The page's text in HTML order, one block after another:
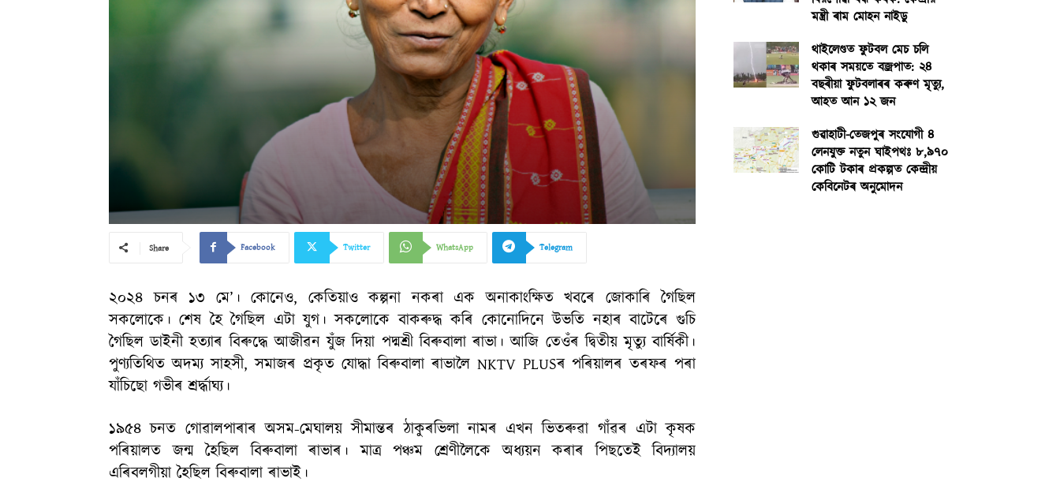
Share Facebook Twitter WhatsApp Telegram
২০২৪ চনৰ ১৩ মে’। কোনেও, কেতিয়াও কল্পনা নকৰা এক অনাকাংক্ষিত খবৰে জোকাৰি গৈছিল
সকলোকে। শেষ হৈ গৈছিল এটা যুগ। সকলোকে বাকৰুদ্ধ কৰি কোনোদিনে উভতি নহাৰ বাটেৰে গুচি
গৈছিল ডাইনী হত্যাৰ বিৰুদ্ধে আজীৱন যুঁজ দিয়া পদ্মশ্ৰী বিৰুবালা ৰাভা। আজি তেওঁৰ দ্বিতীয় মৃত্যু বাৰ্ষিকী।
পুণ্যতিথিত অদম্য সাহসী, সমাজৰ প্ৰকৃত যোদ্ধা বিৰুবালা ৰাভালৈ NKTV PLUSৰ পৰিয়ালৰ তৰফৰ পৰা
যাঁচিছো গভীৰ শ্ৰৰ্দ্ধাঘ্য।
১৯৫৪ চনত গোৱালপাৰাৰ অসম-মেঘালয় সীমান্তৰ ঠাকুৰভিলা নামৰ এখন ভিতৰুৱা গাঁৱৰ এটা কৃষক
পৰিয়ালত জন্ম হৈছিল বিৰুবালা ৰাভাৰ। মাত্ৰ পঞ্চম শ্ৰেণীলৈকে অধ্যয়ন কৰাৰ পিছতেই বিদ্যালয়
এৰিবলগীয়া হৈছিল বিৰুবালা ৰাভাই।
মন্ত্ৰী ৰাম মোহন নাইডু
থাইলেণ্ডত ফুটবল মেচ চলি
থকাৰ সময়তে বজ্ৰপাত: ২৪
বছৰীয়া ফুটবলাৰৰ কৰুণ মৃত্যু,
আহত আন ১২ জন
গুৱাহাটী-তেজপুৰ সংযোগী ৪
লেনযুক্ত নতুন ঘাইপথঃ ৮,৯৭০
কোটি টকাৰ প্ৰকল্পত কেন্দ্ৰীয়
কেবিনেটৰ অনুমোদন